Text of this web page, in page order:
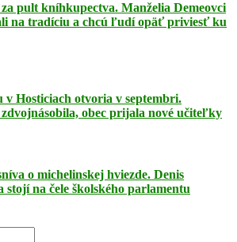
pult kníhkupectva. Manželia Demeovci
na tradíciu a chcú ľudí opäť priviesť ku
v Hosticiach otvoria v septembri.
obec prijala nové učiteľky
o michelinskej hviezde. Denis
na čele školského parlamentu